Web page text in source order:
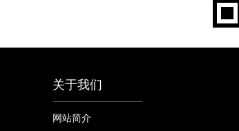
关于我们
网站简介